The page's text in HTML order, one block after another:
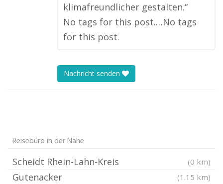
klimafreundlicher gestalten.“
No tags for this post.…No tags
for this post.
Nachricht senden
Reisebüro in der Nähe
Scheidt Rhein-Lahn-Kreis (0 km)
Gutenacker (1.15 km)